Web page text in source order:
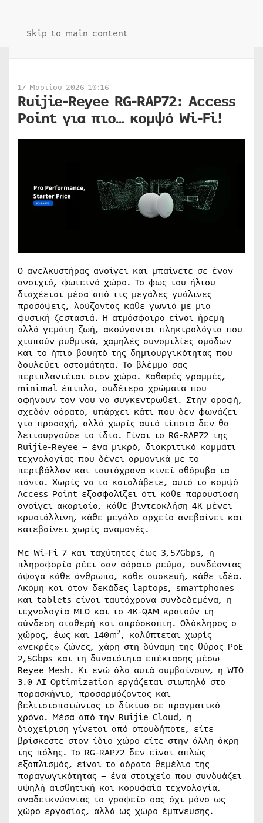
Skip to main content
17 Μαρτίου 2026 10:16
Ruijie-Reyee RG-RAP72: Access
Point για πιο… κομψό Wi-Fi!
Ο ανελκυστήρας ανοίγει και μπαίνετε σε έναν
ανοιχτό, φωτεινό χώρο. Το φως του ήλιου
διαχέεται μέσα από τις μεγάλες γυάλινες
προσόψεις, λούζοντας κάθε γωνιά με μια
φυσική ζεστασιά. Η ατμόσφαιρα είναι ήρεμη
αλλά γεμάτη ζωή, ακούγονται πληκτρολόγια που
χτυπούν ρυθμικά, χαμηλές συνομιλίες ομάδων
και το ήπιο βουητό της δημιουργικότητας που
δουλεύει ασταμάτητα. Το βλέμμα σας
περιπλανιέται στον χώρο. Καθαρές γραμμές,
minimal έπιπλα, ουδέτερα χρώματα που
αφήνουν τον νου να συγκεντρωθεί. Στην οροφή,
σχεδόν αόρατο, υπάρχει κάτι που δεν φωνάζει
για προσοχή, αλλά χωρίς αυτό τίποτα δεν θα
λειτουργούσε το ίδιο. Είναι το RG-RAP72 της
Ruijie-Reyee – ένα μικρό, διακριτικό κομμάτι
τεχνολογίας που δένει αρμονικά με το
περιβάλλον και ταυτόχρονα κινεί αθόρυβα τα
πάντα. Χωρίς να το καταλάβετε, αυτό το κομψό
Access Point εξασφαλίζει ότι κάθε παρουσίαση
ανοίγει ακαριαία, κάθε βιντεοκλήση 4K μένει
κρυστάλλινη, κάθε μεγάλο αρχείο ανεβαίνει και
κατεβαίνει χωρίς αναμονές.
Με Wi-Fi 7 και ταχύτητες έως 3,57Gbps, η
πληροφορία ρέει σαν αόρατο ρεύμα, συνδέοντας
άψογα κάθε άνθρωπο, κάθε συσκευή, κάθε ιδέα.
Ακόμη και όταν δεκάδες laptops, smartphones
και tablets είναι ταυτόχρονα συνδεδεμένα, η
τεχνολογία MLO και το 4K-QAM κρατούν τη
σύνδεση σταθερή και απρόσκοπτη. Ολόκληρος ο
χώρος, έως και 140m2, καλύπτεται χωρίς
«νεκρές» ζώνες, χάρη στη δύναμη της θύρας PoE
2,5Gbps και τη δυνατότητα επέκτασης μέσω
Reyee Mesh. Κι ενώ όλα αυτά συμβαίνουν, η WIO
3.0 AI Optimization εργάζεται σιωπηλά στο
παρασκήνιο, προσαρμόζοντας και
βελτιστοποιώντας το δίκτυο σε πραγματικό
χρόνο. Μέσα από την Ruijie Cloud, η
διαχείριση γίνεται από οπουδήποτε, είτε
βρίσκεστε στον ίδιο χώρο είτε στην άλλη άκρη
της πόλης. Το RG-RAP72 δεν είναι απλώς
εξοπλισμός, είναι το αόρατο θεμέλιο της
παραγωγικότητας – ένα στοιχείο που συνδυάζει
υψηλή αισθητική και κορυφαία τεχνολογία,
αναδεικνύοντας το γραφείο σας όχι μόνο ως
χώρο εργασίας, αλλά ως χώρο έμπνευσης.